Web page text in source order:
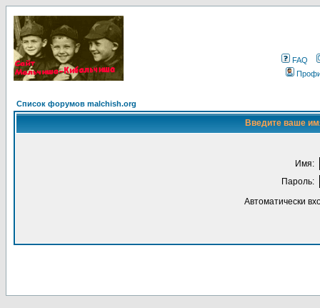
FAQ
Список форумов malchish.org
Введите ваше
Имя:
Пароль:
Автоматически